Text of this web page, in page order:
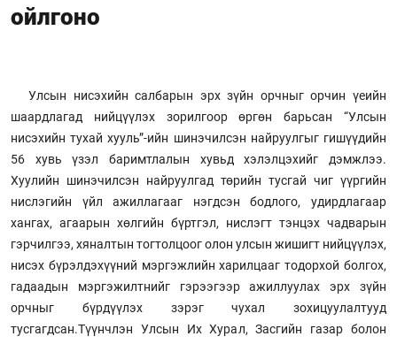
ойлгоно
Улсын нисэхийн салбарын эрх зүйн орчныг орчин үеийн
шаардлагад нийцүүлэх зорилгоор өргөн барьсан “Улсын
нисэхийн тухай хууль”-ийн шинэчилсэн найруулгыг гишүүдийн
56 хувь үзэл баримтлалын хувьд хэлэлцэхийг дэмжлээ.
Хуулийн шинэчилсэн найруулгад төрийн тусгай чиг үүргийн
нислэгийн үйл ажиллагааг нэгдсэн бодлого, удирдлагаар
хангах, агаарын хөлгийн бүртгэл, нислэгт тэнцэх чадварын
гэрчилгээ, хяналтын тогтолцоог олон улсын жишигт нийцүүлэх,
нисэх бүрэлдэхүүний мэргэжлийн харилцааг тодорхой болгох,
гадаадын мэргэжилтнийг гэрээгээр ажиллуулах эрх зүйн
орчныг бүрдүүлэх зэрэг чухал зохицуулалтууд
тусгагдсан.Түүнчлэн Улсын Их Хурал, Засгийн газар болон